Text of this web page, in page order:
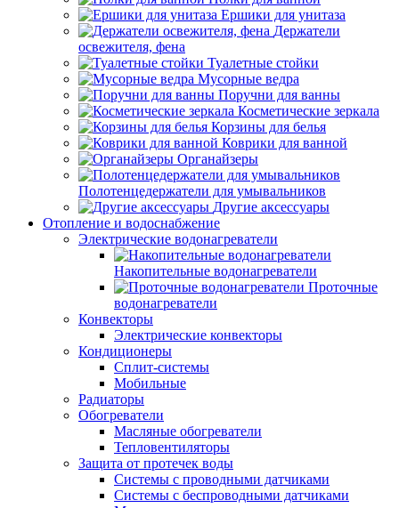
Ершики для унитаза
Держатели
освежителя, фена
Туалетные стойки
Мусорные ведра
Поручни для ванны
Косметические зеркала
Корзины для белья
Коврики для ванной
Органайзеры
Полотенцедержатели для умывальников
Другие аксессуары
Отопление и водоснабжение
Электрические водонагреватели
Накопительные водонагреватели
Проточные
водонагреватели
Конвекторы
Электрические конвекторы
Кондиционеры
Сплит-системы
Мобильные
Радиаторы
Обогреватели
Масляные обогреватели
Тепловентиляторы
Защита от протечек воды
Системы с проводными датчиками
Системы с беспроводными датчиками